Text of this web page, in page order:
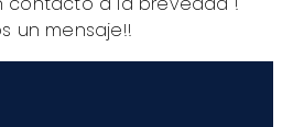
un mensaje!!